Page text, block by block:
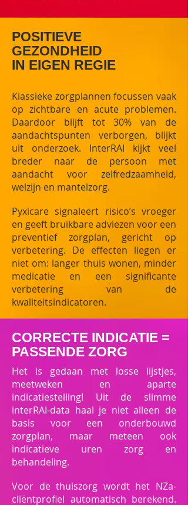
POSITIEVE
GEZONDHEID
IN EIGEN REGIE
Klassieke zorgplannen focussen vaak
op zichtbare en acute problemen.
Daardoor blijft tot 30% van de
aandachtspunten verborgen, blijkt
uit onderzoek. InterRAI kijkt veel
breder naar de persoon met
aandacht voor zelfredzaamheid,
welzijn en mantelzorg.
Pyxicare signaleert risico’s vroeger
en geeft bruikbare adviezen voor een
preventief zorgplan, gericht op
verbetering. De effecten liegen er
niet om: langer thuis wonen, minder
medicatie en een significante
verbetering van de
kwaliteitsindicatoren.
CORRECTE INDICATIE =
PASSENDE ZORG
Het is gedaan met losse lijstjes,
meetweken en aparte
indicatiestelling! Uit de slimme
interRAI-data haal je niet alleen de
basis voor een onderbouwd
zorgplan, maar meteen ook
indicatieve uren zorg en
behandeling.
Voor de thuiszorg wordt het NZa-
cliëntprofiel automatisch berekend.